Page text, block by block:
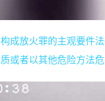
成放火罪的主观要件
或者以其他危险方法